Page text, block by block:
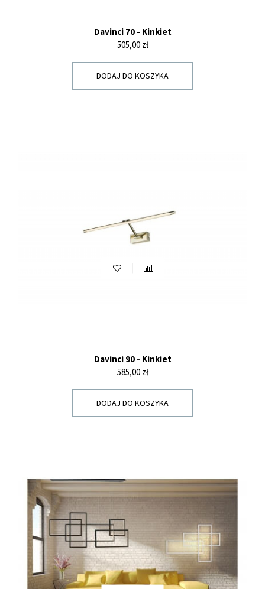
Davinci 70 - Kinkiet
Cena
505,00 zł
DODAJ DO KOSZYKA
Davinci 90 - Kinkiet
Cena
585,00 zł
DODAJ DO KOSZYKA